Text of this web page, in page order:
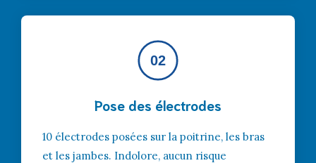
02
Pose des électrodes
10 électrodes posées sur la poitrine, les bras
et les jambes. Indolore, aucun risque